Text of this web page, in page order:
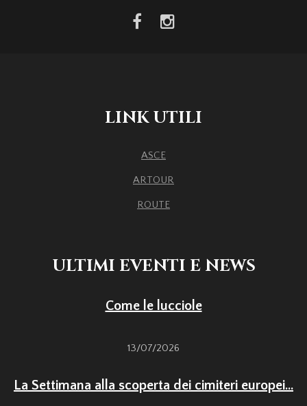
facebookinstagram
LINK UTILI
ASCE
ARTOUR
ROUTE
ULTIMI EVENTI E NEWS
Come le lucciole
13/07/2026
La Settimana alla scoperta dei cimiteri europei...